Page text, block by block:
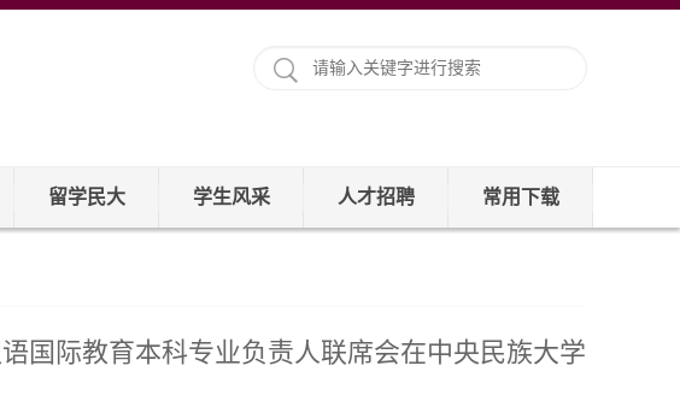
留学民大 学生风采 人才招聘 常用下载
国际教育本科专业负责人联席会在中央民族大学